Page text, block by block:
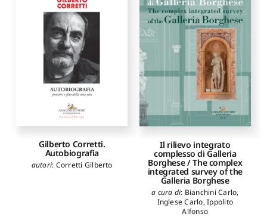
Gilberto Corretti.
Autobiografia
autori: Corretti Gilberto
Il rilievo integrato
complesso di Galleria
Borghese / The complex
integrated survey of the
Galleria Borghese
a cura di: Bianchini Carlo,
Inglese Carlo,Ippolito
Alfonso